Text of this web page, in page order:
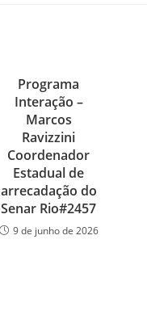
Programa
Interação –
Marcos
Ravizzini
Coordenador
Estadual de
arrecadação do
Senar Rio#2457
9 de junho de 2026